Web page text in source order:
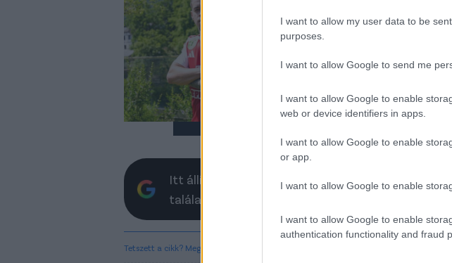
I want to allow my user data to be
purposes.
I want to allow Google to send me
I want to allow Google to enable
web or device identifiers in apps.
I want to allow Google to enable
or app.
I want to allow Google to enable
I want to allow Google to enable
authentication functionality and fraud
megmondjuk a tutit
igazolásokról
Átigazolási erősorrend az NB
Itt állíthatod be, hogy a Csakfoci az elsők között
találatokban
Tetszett a cikk? Megosztanád?